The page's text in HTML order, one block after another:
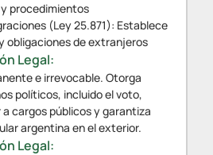
procedimientos
(Ley 25.871): Establece
obligaciones de extranjeros
Legal:
e irrevocable. Otorga
políticos, incluido el voto,
cargos públicos y garantiza
argentina en el exterior.
Legal: